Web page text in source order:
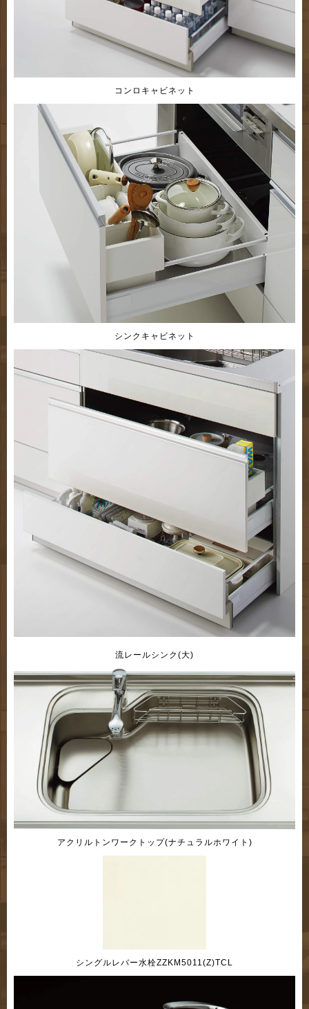
コンロキャビネット
シンクキャビネット
流レールシンク(大)
アクリルトンワークトップ(ナチュラルホワイト)
シングルレバー水栓ZZKM5011(Z)TCL